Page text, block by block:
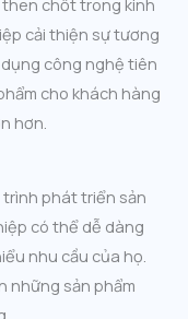
cải thiện sự tương
công nghệ tiên
cho khách hàng
hơn.
phát triển sản
có thể dễ dàng
nhu cầu của họ.
những sản phẩm